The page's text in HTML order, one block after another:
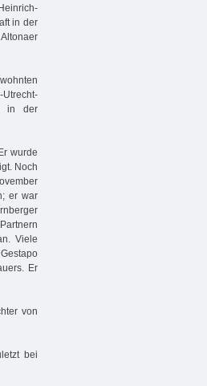
in der
Utrecht-
in der
wurde
Noch
er war
Viele
Er
von
bei